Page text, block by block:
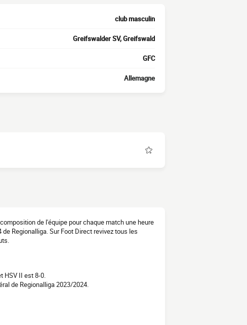
club masculin
Greifswalder SV, Greifswald
GFC
Allemagne
de l'équipe pour chaque match une heure
Regionalliga. Sur Foot Direct revivez tous les
HSV II est 8-0.
de Regionalliga 2023/2024.